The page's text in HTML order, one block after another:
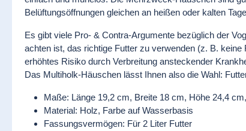
Belüftungsöffnungen gleichen an heißen oder kalten
Es gibt viele Pro- & Contra-Argumente bezüglich der
achten ist, das richtige Futter zu verwenden (z. B.
erhöhtes Risiko durch Verbreitung ansteckender
Das Multiholk-Häuschen lässt Ihnen also die Wahl:
Maße: Länge 19,2 cm, Breite 18 cm, Höhe 24,4
Material: Holz, Farbe auf Wasserbasis
Fassungsvermögen: Für 2 Liter Futter